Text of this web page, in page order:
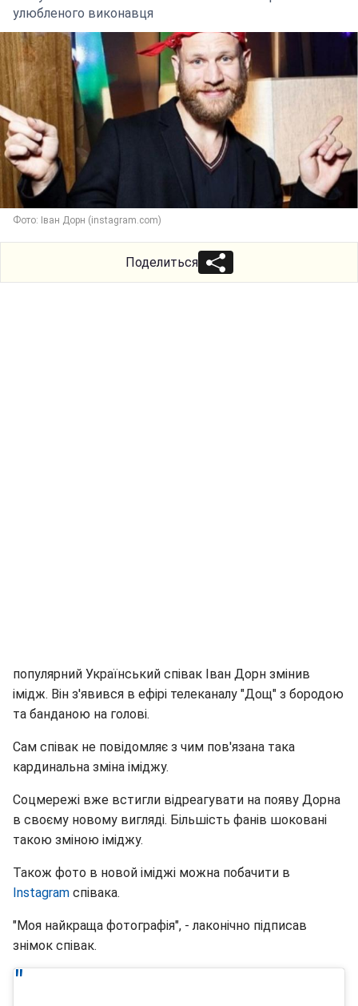
улюбленого виконавця
Фото: Іван Дорн (instagram.com)
Поделиться
популярний Український співак Іван Дорн змінив
імідж. Він з'явився в ефірі телеканалу "Дощ" з бородою
та банданою на голові.
Сам співак не повідомляє з чим пов'язана така
кардинальна зміна іміджу.
Соцмережі вже встигли відреагувати на появу Дорна
в своєму новому вигляді. Більшість фанів шоковані
такою зміною іміджу.
Також фото в новой іміджі можна побачити в
Instagram співака.
"Моя найкраща фотографія", - лаконічно підписав
знімок співак.